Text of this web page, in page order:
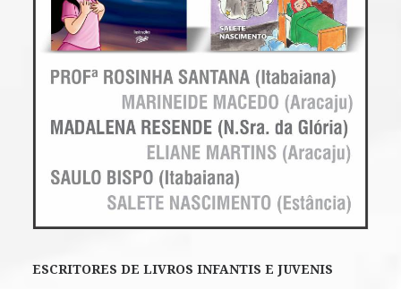
ESCRITORES DE LIVROS INFANTIS E JUVENIS